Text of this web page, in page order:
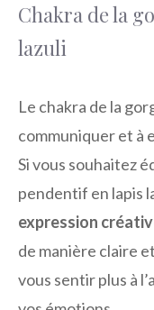
Chakra de la
lazuli
Le chakra de la
communiquer et à
Si vous souhaitez
pendentif en lapis
expression
de manière claire
vous sentir plus à